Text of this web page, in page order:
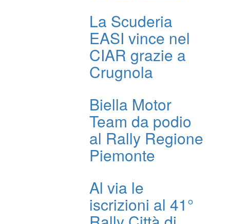
La Scuderia
EASI vince nel
CIAR grazie a
Crugnola
Biella Motor
Team da podio
al Rally Regione
Piemonte
Al via le
iscrizioni al 41°